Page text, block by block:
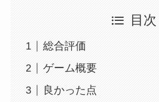
目次
総合評価
ゲーム概要
良かった点